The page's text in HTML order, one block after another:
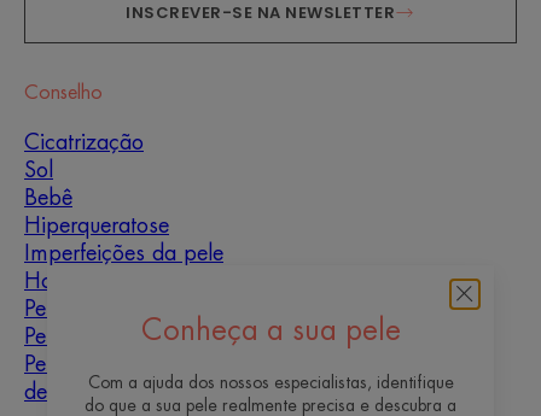
Conheça a sua pele
Com a ajuda dos nossos especialistas, identifique
do que a sua pele realmente precisa e descubra a
INSCREVER-SE NA NEWSLETTER
Conselho
Cicatrização
Sol
Bebê
Hiperqueratose
Imperfeições da pele
Homens
Pele mista
Pele seca
Pele seca e
desidratação